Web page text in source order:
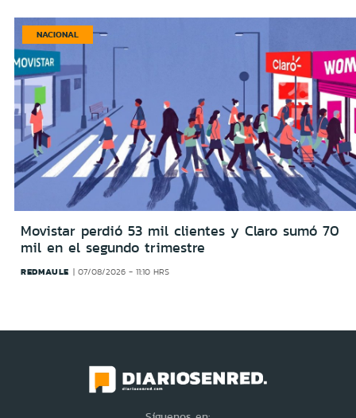
NACIONAL
Movistar perdió 53 mil clientes y Claro sumó 70
mil en el segundo trimestre
REDMAULE 07/08/2026 - 11:10 HRS